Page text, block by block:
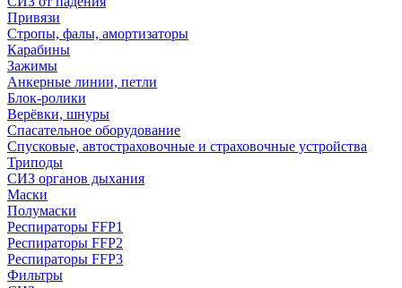
Привязи
Стропы, фалы, амортизаторы
Карабины
Зажимы
Анкерные линии, петли
Блок-ролики
Верёвки, шнуры
Спасательное оборудование
Спусковые, автостраховочные и страховочные устройства
Триподы
СИЗ органов дыхания
Маски
Полумаски
Респираторы FFP1
Респираторы FFP2
Респираторы FFP3
Фильтры